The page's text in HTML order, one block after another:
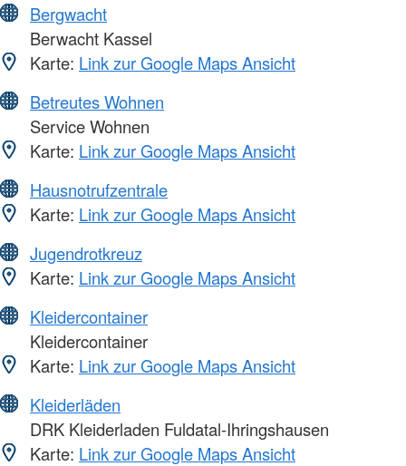
Bergwacht
Berwacht Kassel
Karte: Link zur Google Maps Ansicht
Betreutes Wohnen
Service Wohnen
Karte: Link zur Google Maps Ansicht
Hausnotrufzentrale
Karte: Link zur Google Maps Ansicht
Jugendrotkreuz
Karte: Link zur Google Maps Ansicht
Kleidercontainer
Kleidercontainer
Karte: Link zur Google Maps Ansicht
Kleiderläden
DRK Kleiderladen Fuldatal-Ihringshausen
Karte: Link zur Google Maps Ansicht